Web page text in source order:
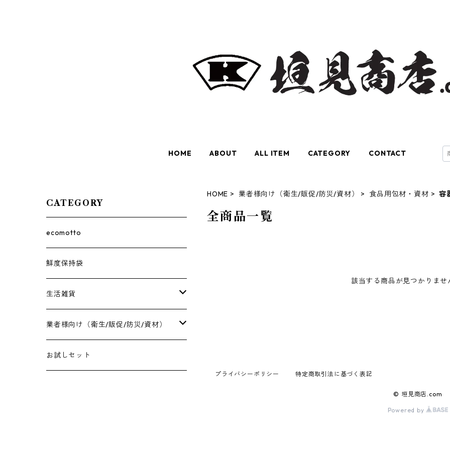
HOME ABOUT ALL ITEM CATEGORY CONTACT
HOME 業者様向け（衛生/販促/防災/資材） 食品用包材・資材 容
全商品一覧
該当する商品が見つかりませ
CATEGORY
ecomotto
鮮度保持袋
生活雑貨
保冷バッグ
アクセサリーラック
業者様向け（衛生/販促/防災/資材）
衛生用品
お試しセット
プライバシーポリシー 特定商取引法に基づく表記
© 垣見商店.com
Powered by